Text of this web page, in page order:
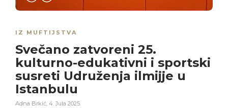
IZ MUFTIJSTVA
Svečano zatvoreni 25.
kulturno-edukativni i sportski
susreti Udruženja ilmijje u
Istanbulu
Adna Brkić, 4. Jula 2025.